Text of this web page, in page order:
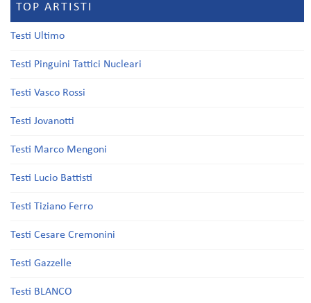
TOP ARTISTI
Testi Ultimo
Testi Pinguini Tattici Nucleari
Testi Vasco Rossi
Testi Jovanotti
Testi Marco Mengoni
Testi Lucio Battisti
Testi Tiziano Ferro
Testi Cesare Cremonini
Testi Gazzelle
Testi BLANCO